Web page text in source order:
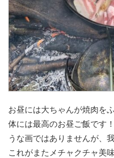
お昼には大ちゃんが焼肉を
体には最高のお昼ご飯です
うな画ではありませんが、
これがまたメチャクチャ美